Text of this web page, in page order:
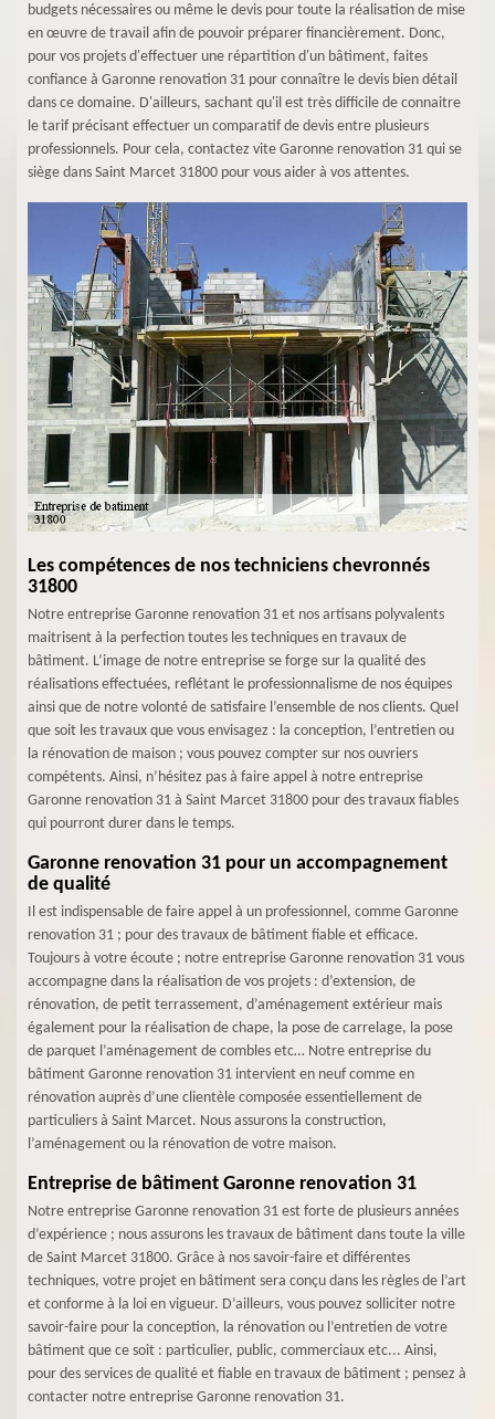
budgets nécessaires ou même le devis pour toute la réalisation de mise
en œuvre de travail afin de pouvoir préparer financièrement. Donc,
pour vos projets d'effectuer une répartition d'un bâtiment, faites
confiance à Garonne renovation 31 pour connaître le devis bien détail
dans ce domaine. D'ailleurs, sachant qu'il est très difficile de connaitre
le tarif précisant effectuer un comparatif de devis entre plusieurs
professionnels. Pour cela, contactez vite Garonne renovation 31 qui se
siège dans Saint Marcet 31800 pour vous aider à vos attentes.
Les compétences de nos techniciens chevronnés
31800
Notre entreprise Garonne renovation 31 et nos artisans polyvalents
maitrisent à la perfection toutes les techniques en travaux de
bâtiment. L’image de notre entreprise se forge sur la qualité des
réalisations effectuées, reflétant le professionnalisme de nos équipes
ainsi que de notre volonté de satisfaire l’ensemble de nos clients. Quel
que soit les travaux que vous envisagez : la conception, l’entretien ou
la rénovation de maison ; vous pouvez compter sur nos ouvriers
compétents. Ainsi, n’hésitez pas à faire appel à notre entreprise
Garonne renovation 31 à Saint Marcet 31800 pour des travaux fiables
qui pourront durer dans le temps.
Garonne renovation 31 pour un accompagnement
de qualité
Il est indispensable de faire appel à un professionnel, comme Garonne
renovation 31 ; pour des travaux de bâtiment fiable et efficace.
Toujours à votre écoute ; notre entreprise Garonne renovation 31 vous
accompagne dans la réalisation de vos projets : d’extension, de
rénovation, de petit terrassement, d’aménagement extérieur mais
également pour la réalisation de chape, la pose de carrelage, la pose
de parquet l’aménagement de combles etc… Notre entreprise du
bâtiment Garonne renovation 31 intervient en neuf comme en
rénovation auprès d’une clientèle composée essentiellement de
particuliers à Saint Marcet. Nous assurons la construction,
l’aménagement ou la rénovation de votre maison.
Entreprise de bâtiment Garonne renovation 31
Notre entreprise Garonne renovation 31 est forte de plusieurs années
d’expérience ; nous assurons les travaux de bâtiment dans toute la ville
de Saint Marcet 31800. Grâce à nos savoir-faire et différentes
techniques, votre projet en bâtiment sera conçu dans les règles de l’art
et conforme à la loi en vigueur. D’ailleurs, vous pouvez solliciter notre
savoir-faire pour la conception, la rénovation ou l’entretien de votre
bâtiment que ce soit : particulier, public, commerciaux etc... Ainsi,
pour des services de qualité et fiable en travaux de bâtiment ; pensez à
contacter notre entreprise Garonne renovation 31.